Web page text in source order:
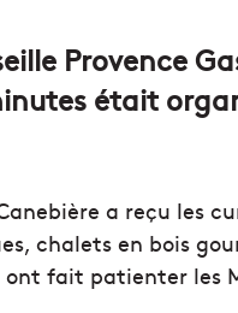
Provence
était
a reçu les
chalets en bois
fait patienter les